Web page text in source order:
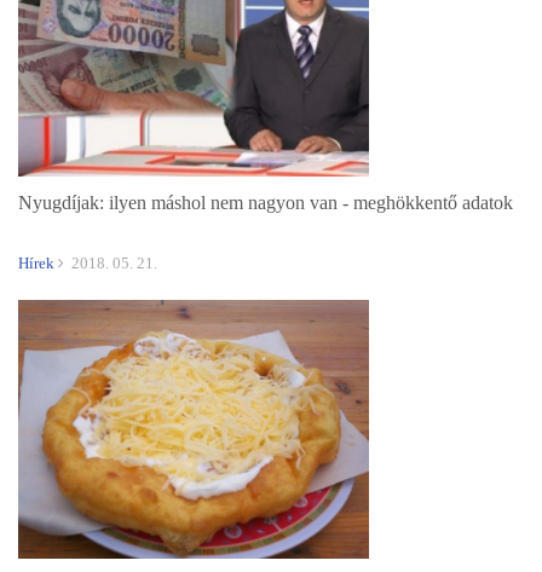
Nyugdíjak: ilyen máshol nem nagyon van - meghökkentő adatok
Hírek 2018. 05. 21.